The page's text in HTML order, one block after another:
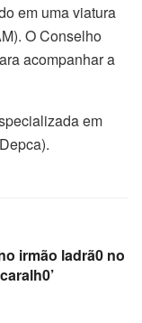
em uma viatura
O Conselho
acompanhar a
em
irmão ladrã0 no